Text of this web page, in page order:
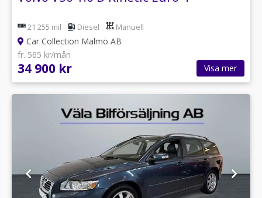
21 255 mil Diesel Manuell
Car Collection Malmö AB
fr. 565 kr/mån
34 900 kr Visa mer